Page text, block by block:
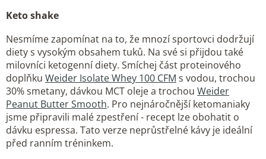
Keto shake
Nesmíme zapomínat na to, že mnozí sportovci dodržují
diety s vysokým obsahem tuků. Na své si přijdou také
milovníci ketogenní diety. Smíchej část proteinového
doplňku Weider Isolate Whey 100 CFM s vodou, trochou
30% smetany, dávkou MCT oleje a trochou Weider
Peanut Butter Smooth. Pro nejnáročnější ketomaniaky
jsme připravili malé zpestření - recept lze obohatit o
dávku espressa. Tato verze neprůstřelné kávy je ideální
před ranním tréninkem.